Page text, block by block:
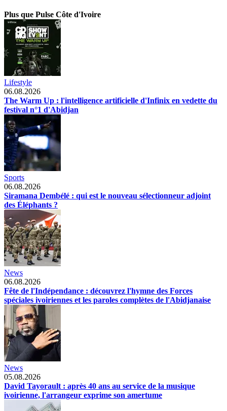
Plus que Pulse Côte d'Ivoire
Lifestyle
06.08.2026
The Warm Up : l'intelligence artificielle d'Infinix en vedette du
festival n°1 d'Abidjan
Sports
06.08.2026
Siramana Dembélé : qui est le nouveau sélectionneur adjoint
des Éléphants ?
News
06.08.2026
Fête de l'Indépendance : découvrez l'hymne des Forces
spéciales ivoiriennes et les paroles complètes de l'Abidjanaise
News
05.08.2026
David Tayorault : après 40 ans au service de la musique
ivoirienne, l'arrangeur exprime son amertume